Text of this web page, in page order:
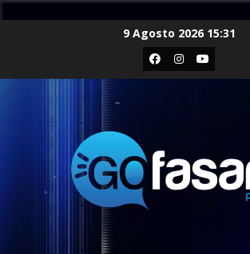
9 Agosto 2026 15:31
Facebook
Instagram
Youtube